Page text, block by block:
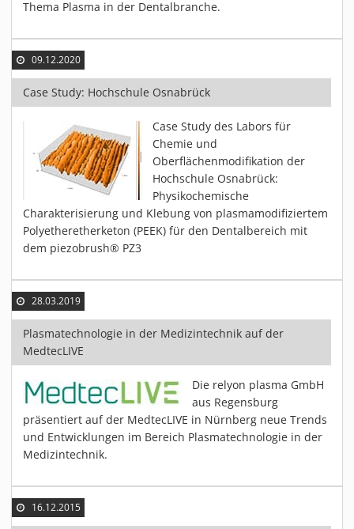
Thema Plasma in der Dentalbranche.
09.12.2020
Case Study: Hochschule Osnabrück
Case Study des Labors für
Chemie und
Oberflächenmodifikation der
Hochschule Osnabrück:
Physikochemische
Charakterisierung und Klebung von plasmamodifiziertem
Polyetheretherketon (PEEK) für den Dentalbereich mit
dem piezobrush® PZ3
28.03.2019
Plasmatechnologie in der Medizintechnik auf der
MedtecLIVE
Die relyon plasma GmbH
aus Regensburg
präsentiert auf der MedtecLIVE in Nürnberg neue Trends
und Entwicklungen im Bereich Plasmatechnologie in der
Medizintechnik.
16.12.2015